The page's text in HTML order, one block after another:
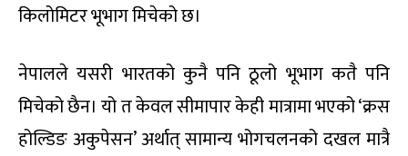
किलोमिटर भूभाग मिचेको छ।
नेपालले यसरी भारतको कुनै पनि ठूलो भूभाग कतै पनि
मिचेको छैन। यो त केवल सीमापार केही मात्रामा भएको ‘क्रस
होल्डिङ अकुपेसन’ अर्थात् सामान्य भोगचलनको दखल मात्रै